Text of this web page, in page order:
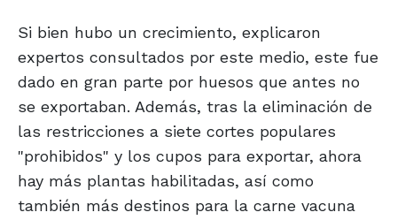
Si bien hubo un crecimiento, explicaron
expertos consultados por este medio, este fue
dado en gran parte por huesos que antes no
se exportaban. Además, tras la eliminación de
las restricciones a siete cortes populares
"prohibidos" y los cupos para exportar, ahora
hay más plantas habilitadas, así como
también más destinos para la carne vacuna